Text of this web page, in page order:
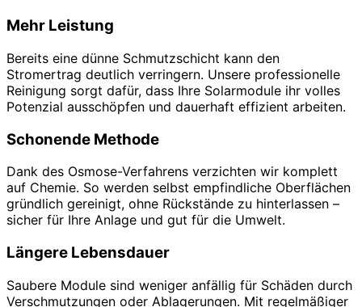
Mehr Leistung
Bereits eine dünne Schmutzschicht kann den
Stromertrag deutlich verringern. Unsere professionelle
Reinigung sorgt dafür, dass Ihre Solarmodule ihr volles
Potenzial ausschöpfen und dauerhaft effizient arbeiten.
Schonende Methode
Dank des Osmose-Verfahrens verzichten wir komplett
auf Chemie. So werden selbst empfindliche Oberflächen
gründlich gereinigt, ohne Rückstände zu hinterlassen –
sicher für Ihre Anlage und gut für die Umwelt.
Längere Lebensdauer
Saubere Module sind weniger anfällig für Schäden durch
Verschmutzungen oder Ablagerungen. Mit regelmäßiger